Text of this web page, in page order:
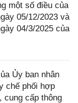
một số điều của
05/12/2023 và
04/3/2025 của
Ủy ban nhân
chế phối hợp
cấp thông